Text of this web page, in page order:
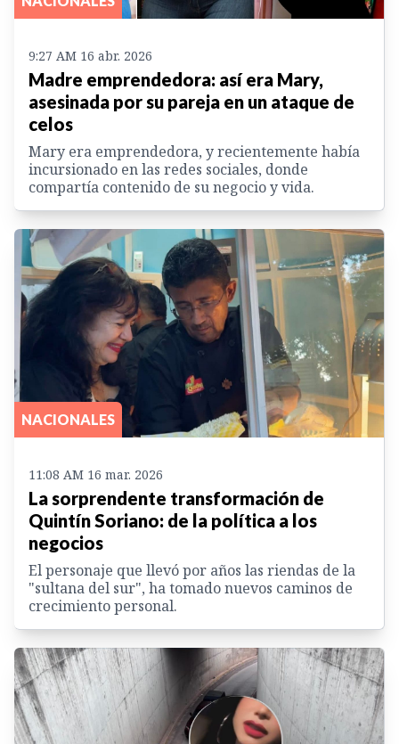
9:27 AM 16 abr. 2026
Madre emprendedora: así era Mary,
asesinada por su pareja en un ataque de
celos
Mary era emprendedora, y recientemente había
incursionado en las redes sociales, donde
compartía contenido de su negocio y vida.
NACIONALES
11:08 AM 16 mar. 2026
La sorprendente transformación de
Quintín Soriano: de la política a los
negocios
El personaje que llevó por años las riendas de la
"sultana del sur", ha tomado nuevos caminos de
crecimiento personal.